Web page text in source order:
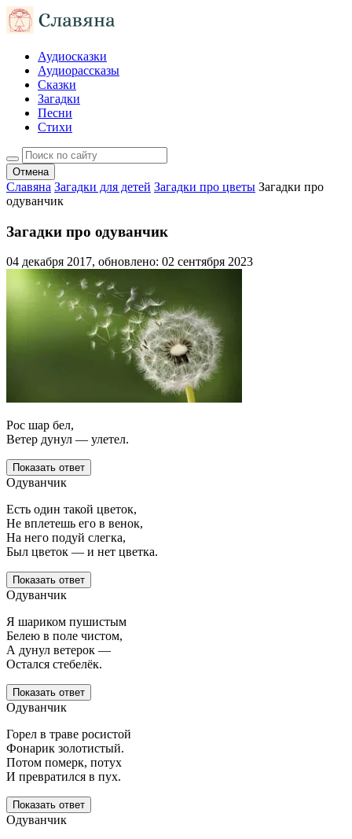
Аудиосказки
Аудиорассказы
Сказки
Загадки
Песни
Стихи
Отмена
Славяна Загадки для детей Загадки про цветы Загадки про
одуванчик
Загадки про одуванчик
04 декабря 2017, обновлено: 02 сентября 2023
Рос шар бел,
Ветер дунул — улетел.
Показать ответ
Одуванчик
Есть один такой цветок,
Не вплетешь его в венок,
На него подуй слегка,
Был цветок — и нет цветка.
Показать ответ
Одуванчик
Я шариком пушистым
Белею в поле чистом,
А дунул ветерок —
Остался стебелёк.
Показать ответ
Одуванчик
Горел в траве росистой
Фонарик золотистый.
Потом померк, потух
И превратился в пух.
Показать ответ
Одуванчик